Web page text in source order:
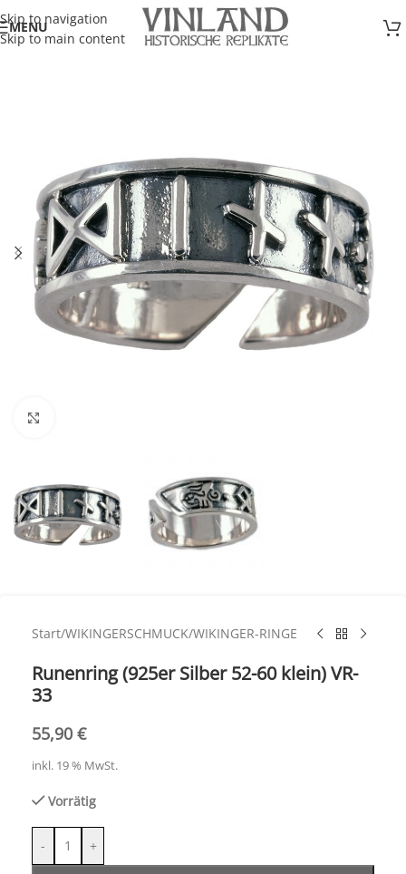
Skip to navigation
Skip to main content
MENU
Start/WIKINGERSCHMUCK/WIKINGER-RINGE
Runenring (925er Silber 52-60 klein) VR-
33
55,90 €
inkl. 19 % MwSt.
Vorrätig
- +